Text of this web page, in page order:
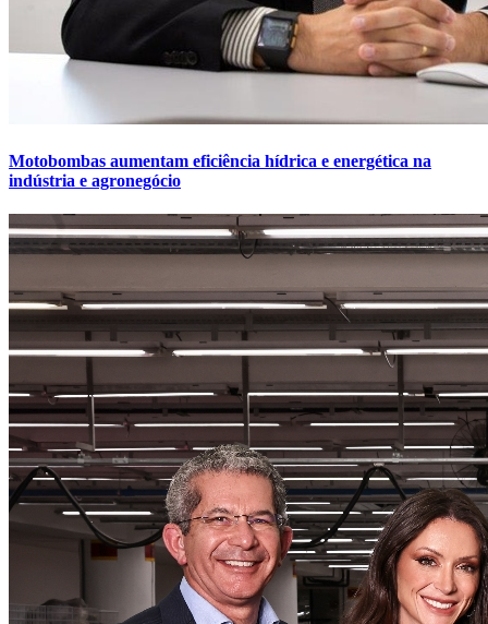
Motobombas aumentam eficiência hídrica e energética na
indústria e agronegócio